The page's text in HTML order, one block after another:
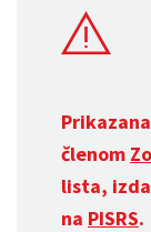
členom
lista,
na PISRS.